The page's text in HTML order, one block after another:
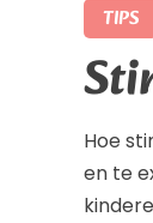
TIPS
Hoe
en te